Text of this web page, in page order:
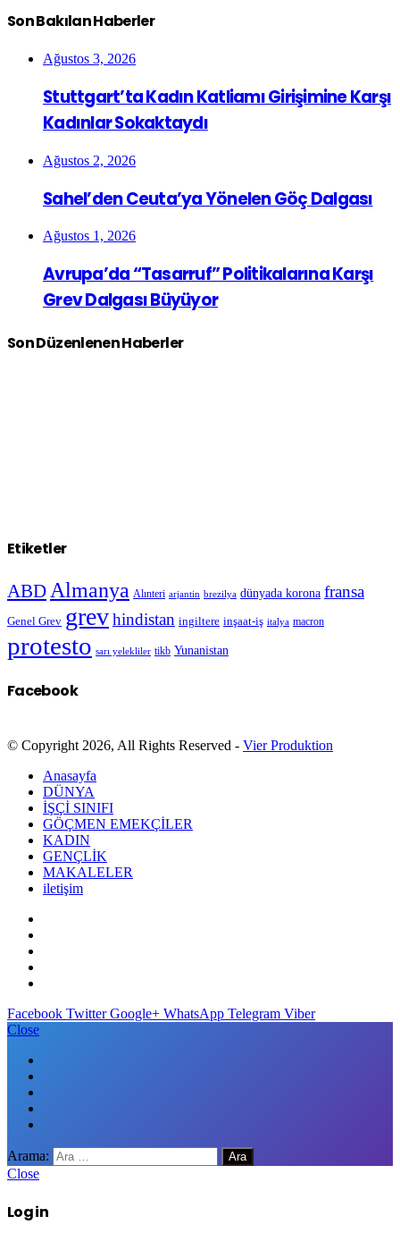
Son Bakılan Haberler
Ağustos 3, 2026
Stuttgart’ta Kadın Katliamı Girişimine Karşı
Kadınlar Sokaktaydı
Ağustos 2, 2026
Sahel’den Ceuta’ya Yönelen Göç Dalgası
Ağustos 1, 2026
Avrupa’da “Tasarruf” Politikalarına Karşı
Grev Dalgası Büyüyor
Son Düzenlenen Haberler
Etiketler
ABD Almanya Alınteri arjantin brezilya dünyada korona fransa
Genel Grev grevhindistan ingiltere inşaat-iş italya macron
protesto sarı yelekliler tikb Yunanistan
Facebook
© Copyright 2026, All Rights Reserved - Vier Produktion
Anasayfa
DÜNYA
İŞÇİ SINIFI
GÖÇMEN EMEKÇİLER
KADIN
GENÇLİK
MAKALELER
iletişim
Facebook Twitter Google+ WhatsApp Telegram Viber
Close
Arama:
Close
Log in